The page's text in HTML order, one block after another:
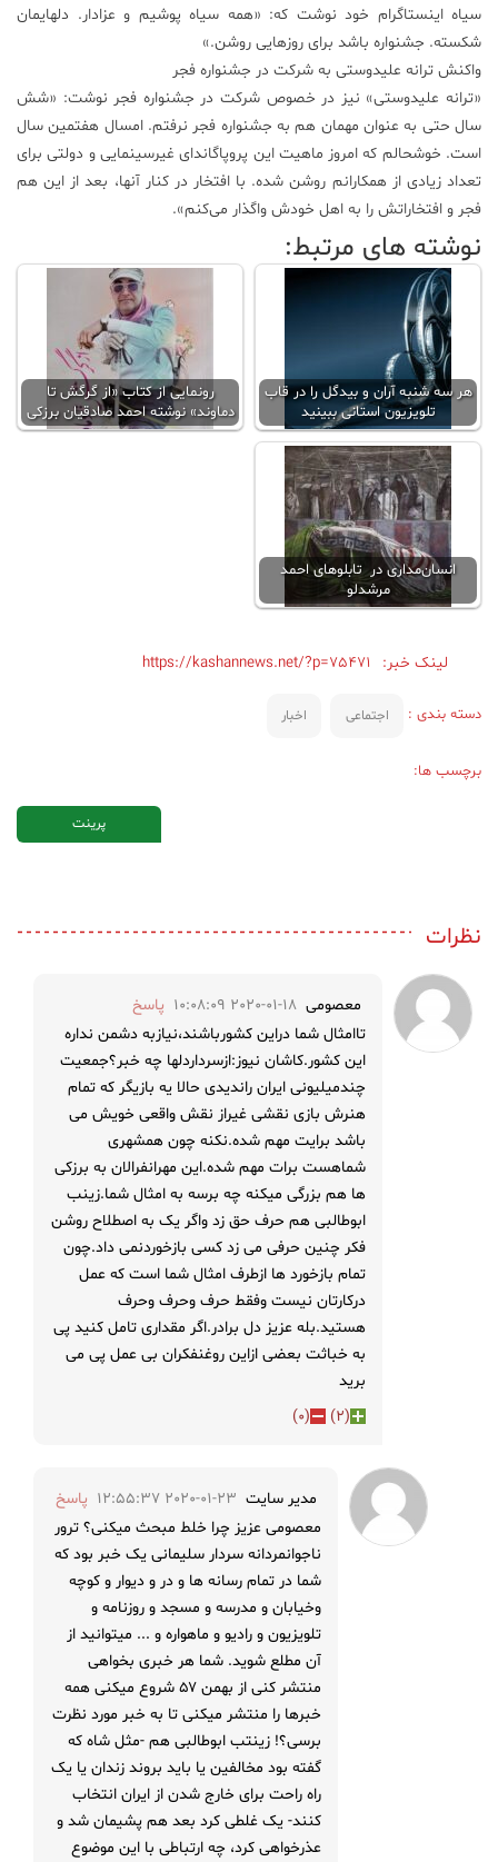
سیاه اینستاگرام خود نوشت که: «همه سیاه پوشیم و عزادار. دلهایمان
شکسته. جشنواره باشد برای روز‌هایی روشن.»
واکنش ترانه علیدوستی به شرکت در جشنواره فجر
«ترانه علیدوستی» نیز در خصوص شرکت در جشنواره فجر نوشت: «شش
سال حتی به عنوان مهمان هم به جشنواره فجر نرفتم. امسال هفتمین سال
است. خوشحالم که امروز ماهیت این پروپاگاندای غیرسینمایی و دولتی برای
تعداد زیادی از همکارانم روشن شده. با افتخار در کنار آنها، بعد از این هم
فجر و افتخاراتش را به اهل خودش واگذار می‌کنم».
نوشته های مرتبط:
هر سه شنبه آران و بیدگل را در قاب
تلویزیون استانی ببینید
رونمایی از کتاب «از گرگش تا
دماوند» نوشته احمد صادقیان برزکی
انسان‌‌مداری در تابلوهای احمد
مرشدلو
لینک خبر: https://kashannews.net/?p=75471
دسته بندی : اجتماعی اخبار
برچسب ها:
پرینت
نظرات
معصومی 2020-01-18 10:08:09
پاسخ
تاامثال شما دراین کشورباشند،نیازبه دشمن نداره
این کشور.کاشان نیوز:ازسرداردلها چه خبر؟جمعیت
چندمیلیونی ایران راندیدی حالا یه بازیگر که تمام
هنرش بازی نقشی غیراز نقش واقعی خویش می
باشد برایت مهم شده.نکنه چون همشهری
شماهست برات مهم شده.این مهرانفرالان به برزکی
ها هم بزرگی میکنه چه برسه به امثال شما.زینب
ابوطالبی هم حرف حق زد واگر یک به اصطلاح روشن
فکر چنین حرفی می زد کسی بازخوردنمی داد.چون
تمام بازخورد ها ازطرف امثال شما است که عمل
درکارتان نیست وفقط حرف وحرف وحرف
هستید.بله عزیز دل برادر.اگر مقداری تامل کنید پی
به خباثت بعضی ازاین روغنفکران بی عمل پی می
برید
(
2
)
(
0
)
مدیر سایت 2020-01-23 12:55:37
پاسخ
معصومی عزیز چرا خلط مبحث میکنی؟ ترور
ناجوانمردانه سردار سلیمانی یک خبر بود که
شما در تمام رسانه ها و در و دیوار و کوچه
وخیابان و مدرسه و مسجد و روزنامه و
تلویزیون و رادیو و ماهواره و ... میتوانید از
آن مطلع شوید. شما هر خبری بخواهی
منتشر کنی از بهمن ۵۷ شروع میکنی همه
خبرها را منتشر میکنی تا به خبر مورد نظرت
برسی؟! زینتب ابوطالبی هم -مثل شاه که
گفته بود مخالفین یا باید بروند زندان یا یک
راه راحت برای خارج شدن از ایران انتخاب
کنند- یک غلطی کرد بعد هم پشیمان شد و
عذرخواهی کرد، چه ارتباطی با این موضوع